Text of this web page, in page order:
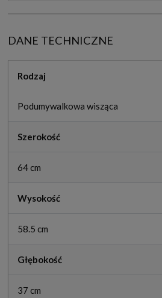
DANE TECHNICZNE
Rodzaj
Podumywalkowa wisząca
Szerokość
64 cm
Wysokość
58.5 cm
Głębokość
37 cm